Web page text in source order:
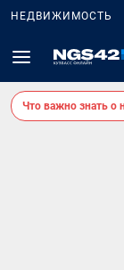
НЕДВИЖИМОСТЬ
Что важно знать о